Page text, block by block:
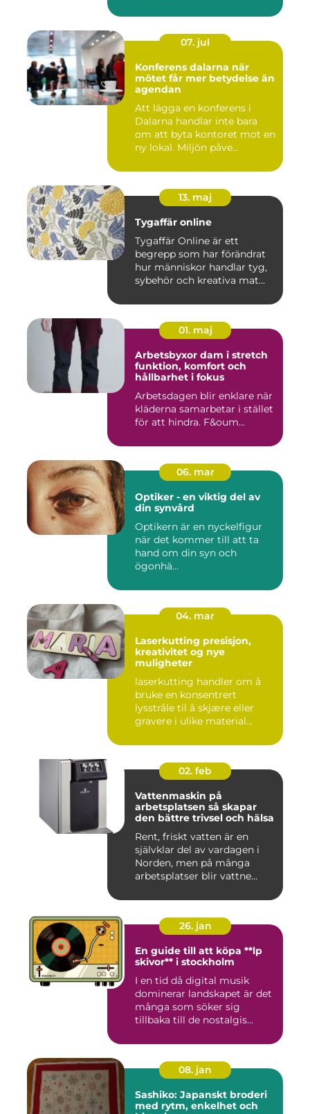
07. jul
Konferens dalarna när
mötet får mer betydelse än
agendan
Att lägga en konferens i
Dalarna handlar inte bara
om att byta kontoret mot en
ny lokal. Miljön påve...
13. maj
Tygaffär online
Tygaffär Online är ett
begrepp som har förändrat
hur människor handlar tyg,
sybehör och kreativa mat...
01. maj
Arbetsbyxor dam i stretch
funktion, komfort och
hållbarhet i fokus
Arbetsdagen blir enklare när
kläderna samarbetar i stället
för att hindra. F&oum...
06. mar
Optiker - en viktig del av
din synvård
Optikern är en nyckelfigur
när det kommer till att ta
hand om din syn och
ögonhä...
04. mar
Laserkutting presisjon,
kreativitet og nye
muligheter
laserkutting handler om å
bruke en konsentrert
lysstråle til å skjære eller
gravere i ulike material...
02. feb
Vattenmaskin på
arbetsplatsen så skapar
den bättre trivsel och hälsa
Rent, friskt vatten är en
självklar del av vardagen i
Norden, men på många
arbetsplatser blir vattne...
26. jan
En guide till att köpa **lp
skivor** i stockholm
I en tid då digital musik
dominerar landskapet är det
många som söker sig
tillbaka till de nostalgis...
08. jan
Sashiko: Japanskt broderi
med rytm, enkelhet och